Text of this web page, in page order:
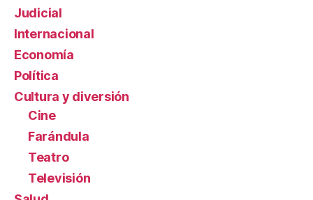
Judicial
Internacional
Economía
Política
Cultura y diversión
Cine
Farándula
Teatro
Televisión